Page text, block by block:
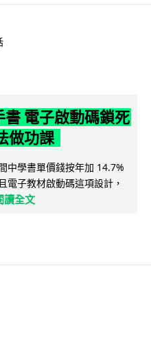
電子啟動碼鎖死
做功課
中學書單價錢按年加 14.7%
電子教材啟動碼這項設計，
讀全文